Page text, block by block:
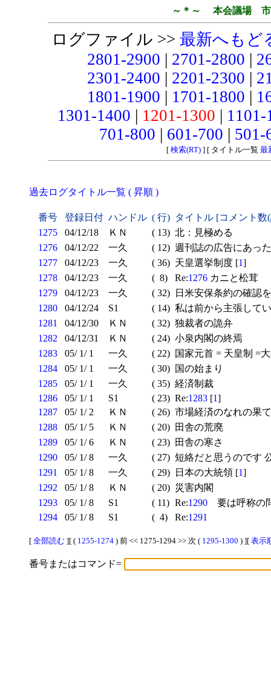
～＊～ 本会議場 市
ログファイル >> 最新へもど
2801-2900 | 2701-2800 |
2301-2400 | 2201-2300 |
1801-1900 | 1701-1800 |
1301-1400 | 1201-1300 |
701-800 | 601-700 |
[ 検索(RT)] [ タイトル一覧 最
過去ログタイトル一覧 ( 昇順 )
番号 登録日付 ハンドル ( 行) タイトル [コメント
1275
04/12/18 ＫＮ ( 13) 北：見極める
1276
04/12/22 一久 ( 12) 週刊誌の広告にあっ
1277
04/12/23 一久 ( 36) 天皇選挙制度 [1]
1278
04/12/23 一久 ( 8) Re:1276 カニと松茸
1279
04/12/23 一久 ( 32)
日米安保条約の確認を
1280
04/12/24 S1 ( 14) 私は前から主張して
1281
04/12/30 ＫＮ ( 32) 独裁者の詭弁
1282
04/12/31 ＫＮ ( 24) 小泉内閣の終焉
1283
05/ 1/ 1 一久 ( 22) 国家元首 = 天皇制 =
1284
05/ 1/ 1 一久 ( 30) 国の始まり
1285
05/ 1/ 1 一久 ( 35) 経済制裁
1286
05/ 1/ 1 S1 ( 23) Re:1283 [1]
1287
05/ 1/ 2 ＫＮ ( 26) 市場経済のなれの果て
1288
05/ 1/ 5 ＫＮ ( 20) 田舎の荒廃
1289
05/ 1/ 6 ＫＮ ( 23) 田舎の寒さ
1290
05/ 1/ 8 一久 ( 27) 短絡だと思うのです
1291
05/ 1/ 8 一久 ( 29) 日本の大統領 [1]
1292
05/ 1/ 8 ＫＮ ( 20) 災害内閣
1293
05/ 1/ 8 S1 ( 11) Re:1290 要は呼称の
1294
05/ 1/ 8 S1 ( 4) Re:1291
[ 全部読む ][ ( 1255-1274 ) 前 << 1275-1294 >> 次 ( 1295-1300 ) ][ 表示
番号またはコマンド=